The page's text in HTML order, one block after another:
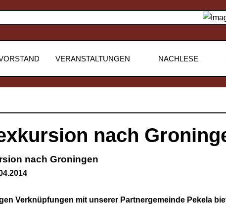
VERANSTALTUNGEN NACHLESE
nach
nach Groningen
Verknüpfungen mit unserer Partnergemeinde Pekela